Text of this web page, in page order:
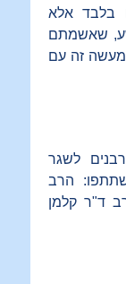
בלבד אלא
שאשמתם
מעשה זה עם
לשגר
הרב
ד"ר קלמן